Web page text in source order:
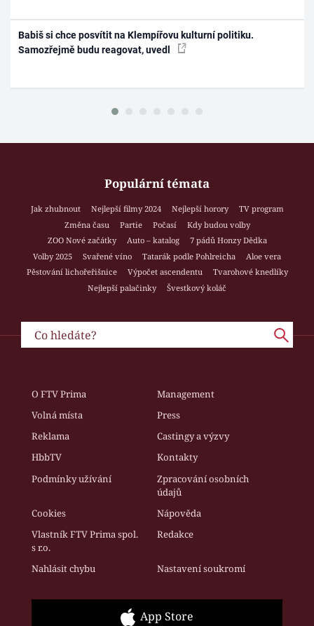
Babiš si chce posvítit na Klempířovu kulturní politiku.
Samozřejmě budu reagovat, uvedl
Populární témata
Jak zhubnout Nejlepší filmy 2024 Nejlepší horory
TV program
Změna času
Partie Počasí
Kdy budou volby
ZOO Nové začátky
Auto – katalog
7 pádů Honzy Dědka
Volby 2025
Svařené víno Tatarák podle Pohlreicha
Aloe vera
Pěstování lichořeřišnice
Výpočet ascendentu
Tvarohové knedlíky
Nejlepší palačinky
Švestkový koláč
O FTV Prima
Management
Volná místa
Press
Reklama
Castingy a výzvy
HbbTV
Kontakty
Podmínky užívání
Zpracování osobních
údajů
Cookies
Nápověda
Vlastník FTV Prima spol.
s r.o.
Redakce
Nahlásit chybu Nastavení soukromí
App Store